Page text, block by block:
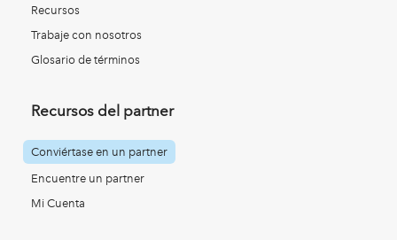
Recursos
Trabaje con nosotros
Glosario de términos
Recursos del partner
Conviértase en un partner
Encuentre un partner
Mi Cuenta